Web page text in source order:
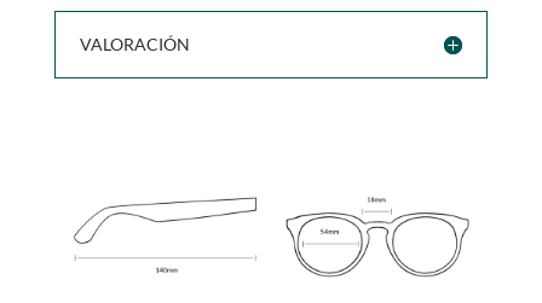
VALORACIÓN